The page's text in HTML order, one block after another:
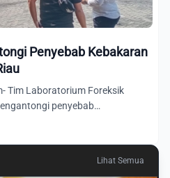
Penyebab Kebakaran
Tim Laboratorium Foreksik
penyebab
Lihat Semua